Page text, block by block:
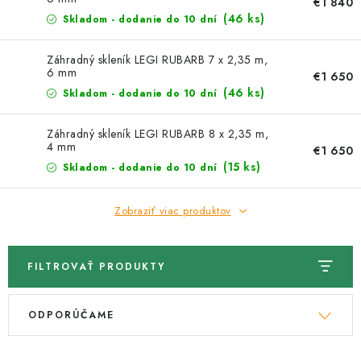
Kachle Skladom - dodanie do 10 dní (46 ks)
Záhradný skleník LEGI RUBARB 7 x 2,35 m,
6 mm
Skladom - dodanie do 10 dní (46 ks)
€1 650
Záhradný skleník LEGI RUBARB 8 x 2,35 m,
4 mm
Skladom - dodanie do 10 dní (15 ks)
€1 650
Zobraziť viac produktov
FILTROVAŤ PRODUKTY
V
R
ODPORÚČAME